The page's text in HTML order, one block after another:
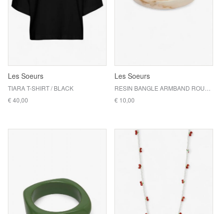
Les Soeurs
TIARA T-SHIRT / BLACK
€ 40,00
Les Soeurs
€ 10,00